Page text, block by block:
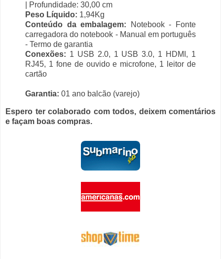
| Profundidade: 30,00 cm
Peso Líquido: 1,94Kg
Conteúdo da embalagem: Notebook - Fonte
carregadora do notebook - Manual em português
- Termo de garantia
Conexões: 1 USB 2.0, 1 USB 3.0, 1 HDMI, 1
RJ45, 1 fone de ouvido e microfone, 1 leitor de
cartão
Garantia: 01 ano balcão (varejo)
Espero ter colaborado com todos, deixem comentários
e façam boas compras.